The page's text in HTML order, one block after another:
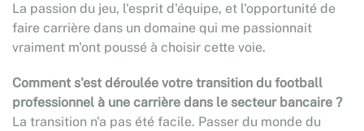
La passion du jeu, l'esprit d'équipe, et l'opportunité de
faire carrière dans un domaine qui me passionnait
vraiment m'ont poussé à choisir cette voie.
Comment s'est déroulée votre transition du football
professionnel à une carrière dans le secteur bancaire ?
La transition n'a pas été facile. Passer du monde du